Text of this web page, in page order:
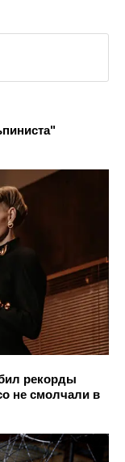
рекорды
не смолчали в